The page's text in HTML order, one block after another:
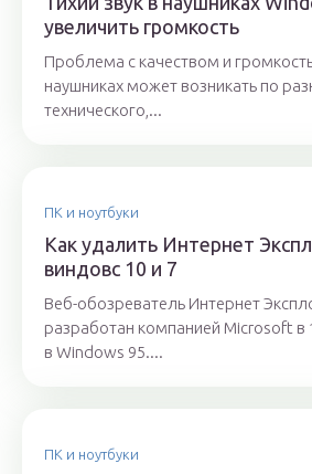
увеличить громкость
Проблема с качеством и
наушниках может возникать по
технического,...
ПК и ноутбуки
Как удалить Интернет
виндовс 10 и 7
Веб-обозреватель Интернет
разработан компанией Microsoft в
в Windows 95....
ПК и ноутбуки